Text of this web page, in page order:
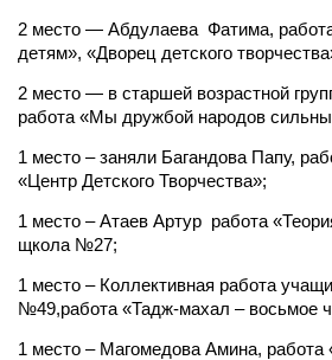
2 место — Абдулаева Фатима,
детям», «Дворец детского
2 место — в старшей возрастной
работа «Мы дружбой народов
1 место – заняли Багандова Папу,
«Центр Детского Творчества»;
1 место – Атаев Артур работа
щкола №27;
1 место – Коллективная работа
№49,работа «Тадж-махал – восьмое
1 место – Магомедова Амина, работа